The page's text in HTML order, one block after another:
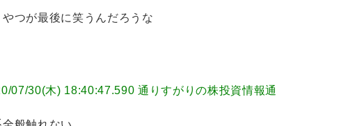
やつが最後に笑うんだろうな
07/30(木) 18:40:47.590 通りすがりの株投資情報通